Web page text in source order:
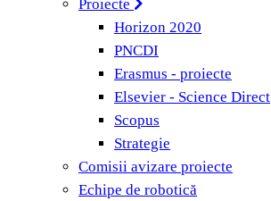
Proiecte
Horizon 2020
PNCDI
Erasmus - proiecte
Elsevier - Science Direct
Scopus
Strategie
Comisii avizare proiecte
Echipe de robotică